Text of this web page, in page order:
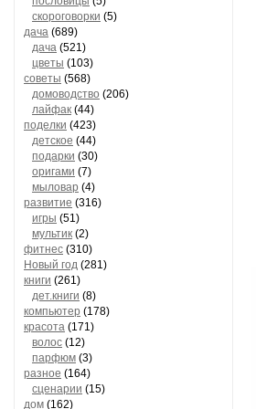
скороговорки (5)
дача (689)
дача (521)
цветы (103)
советы (568)
домоводство (206)
лайфак (44)
поделки (423)
детское (44)
подарки (30)
оригами (7)
мыловар (4)
развитие (316)
игры (51)
мультик (2)
фитнес (310)
Новый год (281)
книги (261)
дет.книги (8)
компьютер (178)
красота (171)
волос (12)
парфюм (3)
разное (164)
сценарии (15)
дом (162)